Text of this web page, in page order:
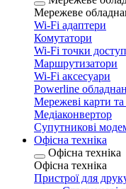
Мережеве
Wi-Fi адаптери
Комутатори
Wi-Fi точки
Маршрутизатори
Wi-Fi аксесуари
Рowerline
Мережеві карти та
Медіаконвертор
Супутникові
Офісна техніка
Офісна техніка
Офісна техніка
Пристрої для